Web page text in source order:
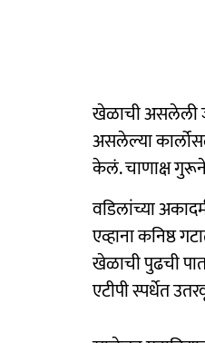
खेळाची असलेली
असलेल्या
केलं. चाणाक्ष
वडिलांच्या
एव्हाना कनिष्ठ
खेळाची पुढची
एटीपी स्पर्धेत